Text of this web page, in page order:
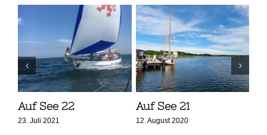
Auf See 22
23. Juli 2021
Auf See 21
12. August 2020